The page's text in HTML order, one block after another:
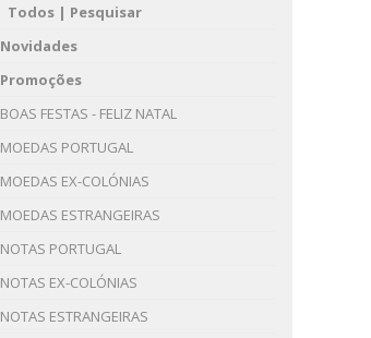
Todos | Pesquisar
Novidades
Promoções
BOAS FESTAS - FELIZ NATAL
MOEDAS PORTUGAL
MOEDAS EX-COLÓNIAS
MOEDAS ESTRANGEIRAS
NOTAS PORTUGAL
NOTAS EX-COLÓNIAS
NOTAS ESTRANGEIRAS